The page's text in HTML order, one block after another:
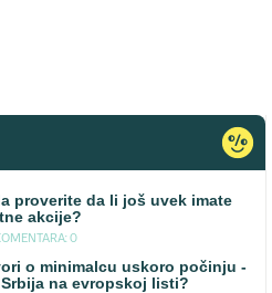
proverite da li još uvek imate
akcije?
0
o minimalcu uskoro počinju -
na evropskoj listi?